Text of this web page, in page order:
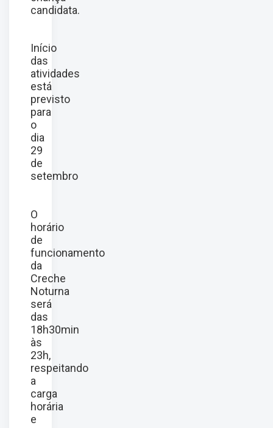
candidata.
Início
das
atividades
está
previsto
para
o
dia
29
de
setembro
O
horário
de
funcionamento
da
Creche
Noturna
será
das
18h30min
às
23h,
respeitando
a
carga
horária
e